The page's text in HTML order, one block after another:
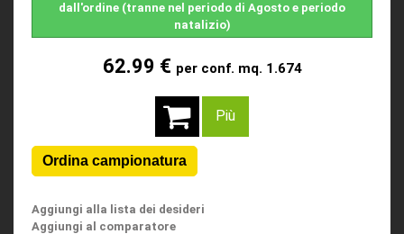
dall'ordine (tranne nel periodo di Agosto e periodo
natalizio)
62.99 € per conf. mq. 1.674
Più
Aggiungi alla lista dei desideri
Aggiungi al comparatore